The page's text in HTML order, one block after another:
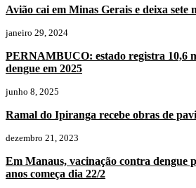
Avião cai em Minas Gerais e deixa sete
janeiro 29, 2024
PERNAMBUCO: estado registra 10,6
dengue em 2025
junho 8, 2025
Ramal do Ipiranga recebe obras de
dezembro 21, 2023
Em Manaus, vacinação contra dengue
anos começa dia 22/2